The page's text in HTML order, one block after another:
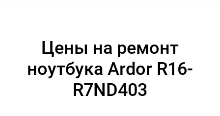
Цены на ремонт
ноутбука Ardor R16-
R7ND403